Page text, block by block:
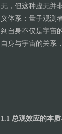
无，但这种虚无并
义体系；量子观测
到自身不仅是宇宙
自身与宇宙的关系
1.1 总观效应的本